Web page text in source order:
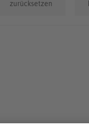
zurücksetzen